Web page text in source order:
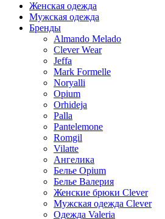
Женская одежда
Мужская одежда
Бренды
Almando Melado
Clever Wear
Jeffa
Mark Formelle
Noryalli
Opium
Orhideja
Palla
Pantelemone
Romgil
Vilatte
Ангелика
Белье Opium
Белье Валерия
Женские брюки Clever
Мужская одежда Clever
Одежда Valeria